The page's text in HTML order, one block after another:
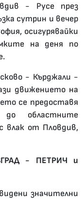
- Русе през
сутрин и вечер
осигурявайки
на деня по
- Кърджали -
движението на
се предоставя
областните
влак от Пловдив,
- ПЕТРИЧ и
значителни